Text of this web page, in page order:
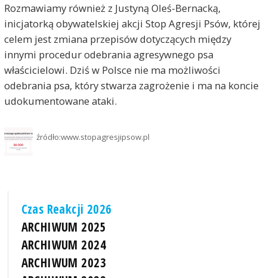
Rozmawiamy również z Justyną Oleś-Bernacką,
inicjatorką obywatelskiej akcji Stop Agresji Psów, której
celem jest zmiana przepisów dotyczących między
innymi procedur odebrania agresywnego psa
właścicielowi. Dziś w Polsce nie ma możliwości
odebrania psa, który stwarza zagrożenie i ma na koncie
udokumentowane ataki.
źródło:www.stopagresjipsow.pl
Czas Reakcji 2026
ARCHIWUM 2025
ARCHIWUM 2024
ARCHIWUM 2023